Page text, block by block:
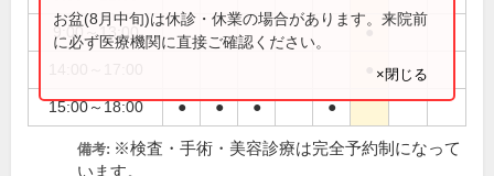
9:00～13:00 ●
15:00～18:00 ● ● ● ●
お盆(8月中旬)は休診・休業の場合があります。来院前
に必ず医療機関に直接ご確認ください。
×閉じる
備考: ※検査・手術・美容診療は完全予約制になって
います。